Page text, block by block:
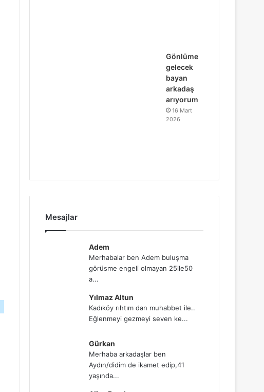
Gönlüme
gelecek
bayan
arkadaş
arıyorum
16 Mart
2026
Mesajlar
Adem
Merhabalar ben Adem buluşma
görüsme engeli olmayan 25ile50
a...
Yılmaz Altun
Kadıköy rıhtım dan muhabbet ile..
Eğlenmeyi gezmeyi seven ke...
Gürkan
Merhaba arkadaşlar ben
Aydın/didim de ikamet edip,41
yaşında...